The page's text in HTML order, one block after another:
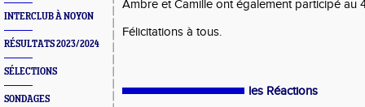
INTERCLUB À NOYON
RÉSULTATS 2023/2024
SÉLECTIONS
SONDAGES
Ambre et Camille ont également participé au
Félicitations à tous.
les Réactions